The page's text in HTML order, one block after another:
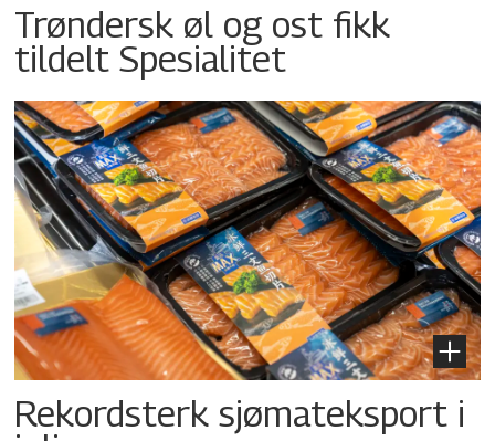
Trøndersk øl og ost fikk
tildelt Spesialitet
Rekordsterk sjømateksport i